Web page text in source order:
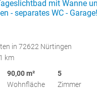
mit Wanne
- separates WC -
in 72622 Nürtingen
km
90,00 m²
Wohnfläche
5
Zimmer